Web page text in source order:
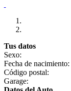
Tus datos
Sexo:
Fecha de nacimiento:
Código postal:
Garage: